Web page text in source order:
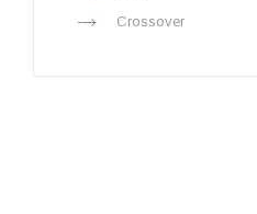
Crossover